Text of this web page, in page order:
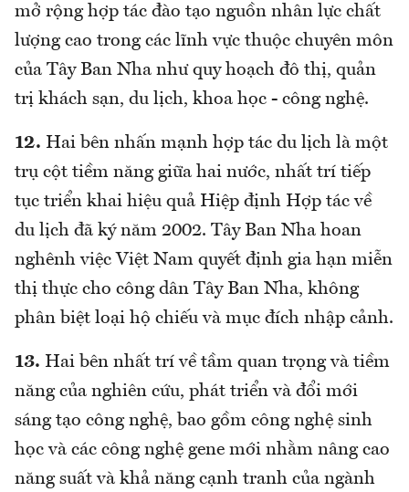
mở rộng hợp tác đào tạo nguồn nhân lực chất
lượng cao trong các lĩnh vực thuộc chuyên môn
của Tây Ban Nha như quy hoạch đô thị, quản
trị khách sạn, du lịch, khoa học - công nghệ.
12. Hai bên nhấn mạnh hợp tác du lịch là một
trụ cột tiềm năng giữa hai nước, nhất trí tiếp
tục triển khai hiệu quả Hiệp định Hợp tác về
du lịch đã ký năm 2002. Tây Ban Nha hoan
nghênh việc Việt Nam quyết định gia hạn miễn
thị thực cho công dân Tây Ban Nha, không
phân biệt loại hộ chiếu và mục đích nhập cảnh.
13. Hai bên nhất trí về tầm quan trọng và tiềm
năng của nghiên cứu, phát triển và đổi mới
sáng tạo công nghệ, bao gồm công nghệ sinh
học và các công nghệ gene mới nhằm nâng cao
năng suất và khả năng cạnh tranh của ngành